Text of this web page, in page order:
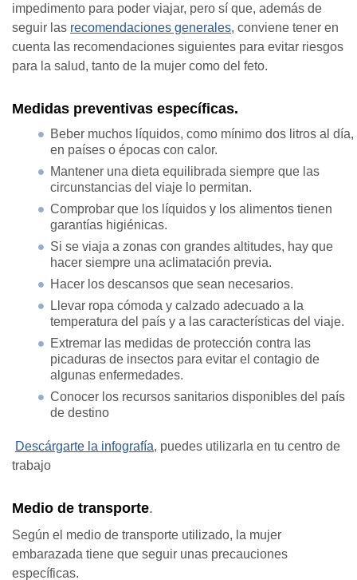
impedimento para poder viajar, pero sí que, además de
seguir las recomendaciones generales, conviene tener en
cuenta las recomendaciones siguientes para evitar riesgos
para la salud, tanto de la mujer como del feto.
Medidas preventivas específicas.
Beber muchos líquidos, como mínimo dos litros al día,
en países o épocas con calor.
Mantener una dieta equilibrada siempre que las
circunstancias del viaje lo permitan.
Comprobar que los líquidos y los alimentos tienen
garantías higiénicas.
Si se viaja a zonas con grandes altitudes, hay que
hacer siempre una aclimatación previa.
Hacer los descansos que sean necesarios.
Llevar ropa cómoda y calzado adecuado a la
temperatura del país y a las características del viaje.
Extremar las medidas de protección contra las
picaduras de insectos para evitar el contagio de
algunas enfermedades.
Conocer los recursos sanitarios disponibles del país
de destino
Descárgarte la infografía, puedes utilizarla en tu centro de
trabajo
Medio de transporte.
Según el medio de transporte utilizado, la mujer
embarazada tiene que seguir unas precauciones
específicas.